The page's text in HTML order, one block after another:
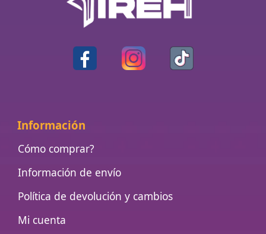
Información
Cómo comprar?
Información de envío
Política de devolución y cambios
Mi cuenta